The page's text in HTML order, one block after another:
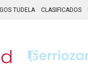
TUDELA CLASIFICADOS